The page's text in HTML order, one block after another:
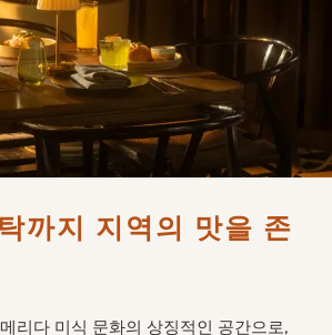
까지 지역의 맛을 존
리다 미식 문화의 상징적인 공간으로,